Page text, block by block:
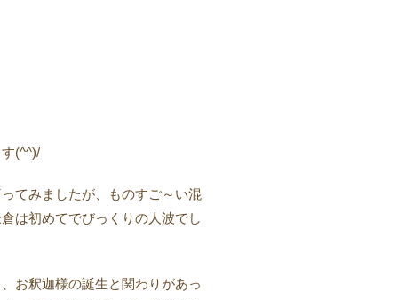
(^^)/
てみましたが、ものすご～い混
は初めてでびっくりの人波でし
お釈迦様の誕生と関わりがあっ